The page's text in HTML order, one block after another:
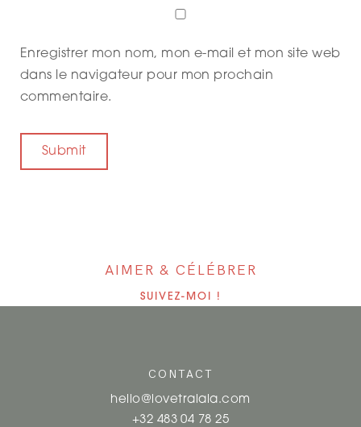
Enregistrer mon nom, mon e-mail et mon site web
dans le navigateur pour mon prochain
commentaire.
AIMER & CÉLÉBRER
SUIVEZ-MOI !
CONTACT
hello@lovetralala.com
+32 483 04 78 25